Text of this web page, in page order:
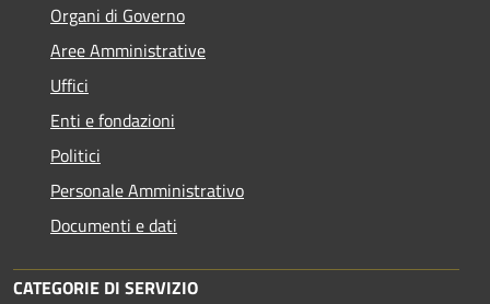
Organi di Governo
Aree Amministrative
Uffici
Enti e fondazioni
Politici
Personale Amministrativo
Documenti e dati
CATEGORIE DI SERVIZIO